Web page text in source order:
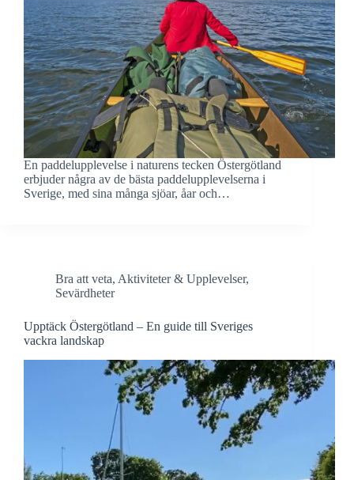
En paddelupplevelse i naturens tecken Östergötland
erbjuder några av de bästa paddelupplevelserna i
Sverige, med sina många sjöar, åar och…
Bra att veta, Aktiviteter & Upplevelser,
Sevärdheter
Upptäck Östergötland – En guide till Sveriges
vackra landskap